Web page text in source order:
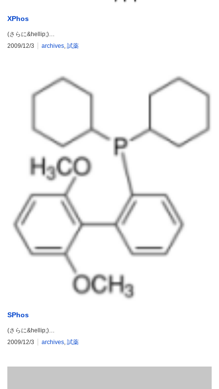
XPhos
(さらに&hellip;)…
2009/12/3
archives 試薬
SPhos
(さらに&hellip;)…
2009/12/3
archives, 試薬